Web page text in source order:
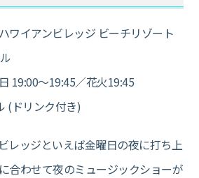
ワイアンビレッジ ビーチリゾート
19:00～19:45／花火19:45
(ドリンク付き)
レッジといえば金曜日の夜に打ち上
合わせて夜のミュージックショーが